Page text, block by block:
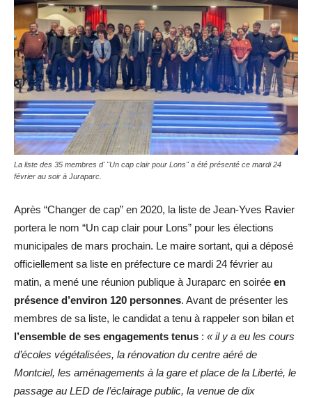
La liste des 35 membres d' "Un cap clair pour Lons" a été présenté ce mardi 24
février au soir à Juraparc.
Après “Changer de cap” en 2020, la liste de Jean-Yves Ravier
portera le nom “Un cap clair pour Lons” pour les élections
municipales de mars prochain. Le maire sortant, qui a déposé
officiellement sa liste en préfecture ce mardi 24 février au
matin, a mené une réunion publique à Juraparc en soirée en
présence d’environ 120 personnes. Avant de présenter les
membres de sa liste, le candidat a tenu à rappeler son bilan et
l’ensemble de ses engagements tenus : « il y a eu les cours
d’écoles végétalisées, la rénovation du centre aéré de
Montciel, les aménagements à la gare et place de la Liberté, le
passage au LED de l’éclairage public, la venue de dix